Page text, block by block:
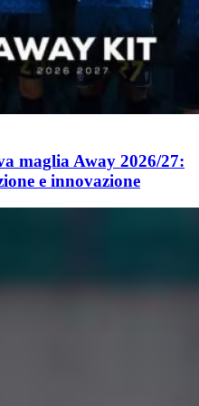
maglia Away 2026/27:
e innovazione